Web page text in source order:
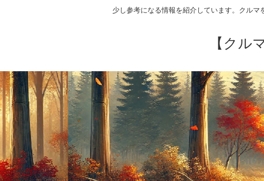
少し参考になる情報を紹介しています。クルマ
【クル